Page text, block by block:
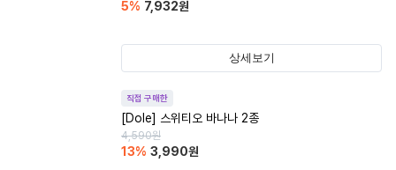
5% 7,932원
상세보기
직접 구매한
[Dole] 스위티오 바나나 2종
4,590원
13% 3,990원